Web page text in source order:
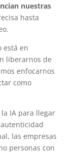
nuestras
hasta
está en
liberarnos de
enfocarnos
como
IA para llegar
las empresas
personas con